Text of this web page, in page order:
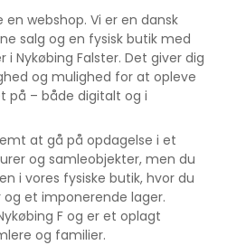
en webshop. Vi er en dansk
salg og en fysisk butik med
Nykøbing Falster. Det giver dig
og mulighed for at opleve
– både digitalt og i
at gå på opdagelse i et
og samleobjekter, men du
i vores fysiske butik, hvor du
et imponerende lager.
F og er et oplagt
og familier.